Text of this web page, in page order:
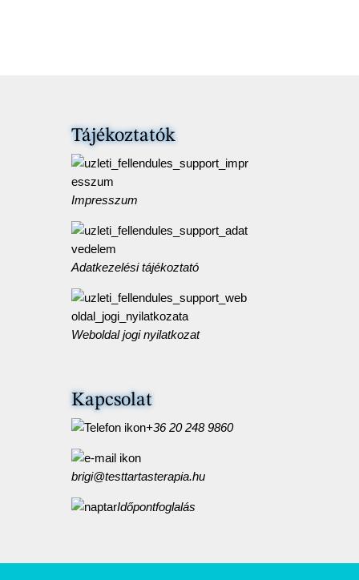
Tájékoztatók
Impresszum
Adatkezelési tájékoztató
Weboldal jogi nyilatkozat
Kapcsolat
+36 20 248 9860
brigi@testtartasterapia.hu
Időpontfoglalás